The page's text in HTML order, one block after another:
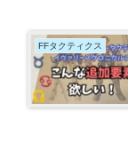
FFタクティクス